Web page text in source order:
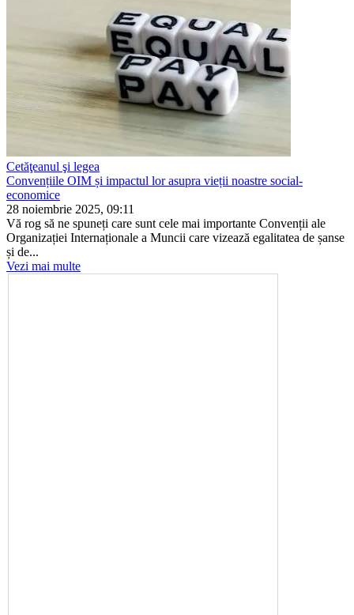
Cetăţeanul şi legea
Convențiile OIM și impactul lor asupra vieții noastre social-
economice
28 noiembrie 2025, 09:11
Vă rog să ne spuneți care sunt cele mai importante Convenții ale
Organizației Internaționale a Muncii care vizează egalitatea de șanse
și de...
Vezi mai multe